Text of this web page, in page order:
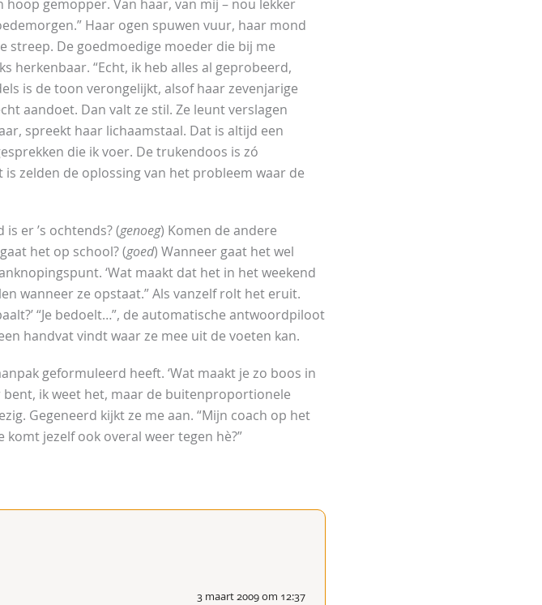
hoop gemopper. Van haar, van mij – nou lekker
Haar ogen spuwen vuur, haar mond
streep. De goedmoedige moeder die bij me
herkenbaar. “Echt, ik heb alles al geprobeerd,
is de toon verongelijkt, alsof haar zevenjarige
aandoet. Dan valt ze stil. Ze leunt verslagen
spreekt haar lichaamstaal. Dat is altijd een
die ik voer. De trukendoos is zó
zelden de oplossing van het probleem waar de
is er ’s ochtends? (genoeg) Komen de andere
het op school? (goed) Wanneer gaat het wel
‘Wat maakt dat het in het weekend
wanneer ze opstaat.” Als vanzelf rolt het eruit.
“Je bedoelt…”, de automatische antwoordpiloot
handvat vindt waar ze mee uit de voeten kan.
geformuleerd heeft. ‘Wat maakt je zo boos in
bent, ik weet het, maar de buitenproportionele
Gegeneerd kijkt ze me aan. “Mijn coach op het
jezelf ook overal weer tegen hè?”
3 maart 2009 om 12:37